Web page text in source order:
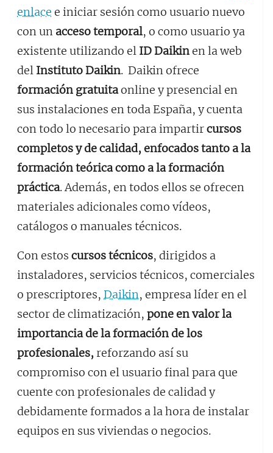
enlace e iniciar sesión como usuario nuevo
con un acceso temporal, o como usuario ya
existente utilizando el ID Daikinen la web
del Instituto Daikin. Daikin ofrece
formación gratuitaonline y presencial en
sus instalaciones en toda España, y cuenta
con todo lo necesario para impartircursos
completos y de calidad, enfocados tanto a la
formación teórica como a la formación
práctica. Además, en todos ellos se ofrecen
materiales adicionales como vídeos,
catálogos o manuales técnicos.
Con estos cursos técnicos, dirigidos a
instaladores, servicios técnicos, comerciales
o prescriptores, Daikin, empresa líder en el
sector de climatización, pone en valor la
importancia de la formación de los
profesionales, reforzando así su
compromiso con el usuario final para que
cuente con profesionales de calidad y
debidamente formados a la hora de instalar
equipos en sus viviendas o negocios.